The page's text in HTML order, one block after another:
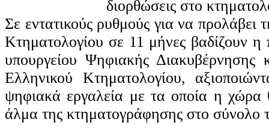
Σε εντατικούς ρυθμούς για να
Κτηματολογίου σε 11 μήνες βαδίζουν η
υπουργείου Ψηφιακής Διακυβέρνησης
Ελληνικού Κτηματολογίου,
ψηφιακά εργαλεία με τα οποία η χώρα
άλμα της κτηματογράφησης στο σύνολο